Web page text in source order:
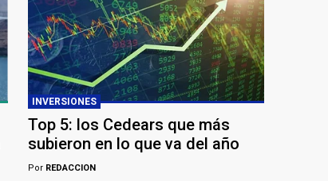
INVERSIONES
Top 5: los Cedears que más
subieron en lo que va del año
Por REDACCION